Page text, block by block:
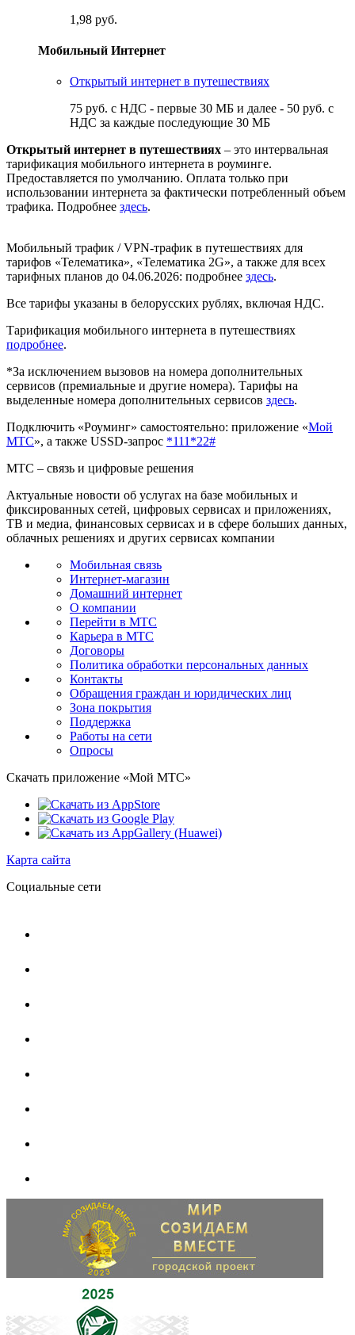
1,98 руб.
Мобильный Интернет
Открытый интернет в путешествиях
75 руб. с НДС - первые 30 МБ и далее - 50 руб. с
НДС за каждые последующие 30 МБ
Открытый интернет в путешествиях – это интервальная
тарификация мобильного интернета в роуминге.
Предоставляется по умолчанию. Оплата только при
использовании интернета за фактически потребленный объем
трафика. Подробнее здесь.
Мобильный трафик / VPN-трафик в путешествиях для
тарифов «Телематика», «Телематика 2G», а также для всех
тарифных планов до 04.06.2026: подробнее здесь.
Все тарифы указаны в белорусских рублях, включая НДС.
Тарификация мобильного интернета в путешествиях
подробнее.
*За исключением вызовов на номера дополнительных
сервисов (премиальные и другие номера). Тарифы на
выделенные номера дополнительных сервисов здесь.
Подключить «Роуминг» самостоятельно: приложение «Мой
МТС», а также USSD-запрос *111*22#
МТС – связь и цифровые решения
Актуальные новости об услугах на базе мобильных и
фиксированных сетей, цифровых сервисах и приложениях,
ТВ и медиа, финансовых сервисах и в сфере больших данных,
облачных решениях и других сервисах компании
Мобильная связь
Интернет-магазин
Домашний интернет
О компании
Перейти в МТС
Карьера в МТС
Договоры
Политика обработки персональных данных
Контакты
Обращения граждан и юридических лиц
Зона покрытия
Поддержка
Работы на сети
Опросы
Скачать приложение «Мой МТС»
Карта сайта
Социальные сети